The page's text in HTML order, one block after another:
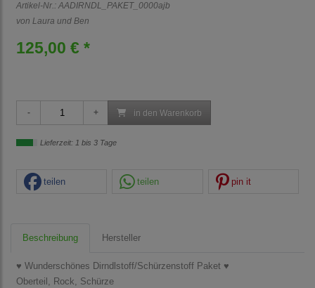
Artikel-Nr.: AADIRNDL_PAKET_0000ajb
von Laura und Ben
125,00 € *
in den Warenkorb
Lieferzeit: 1 bis 3 Tage
teilen teilen pin it
Beschreibung Hersteller
♥ Wunderschönes Dirndlstoff/Schürzenstoff Paket ♥
Oberteil, Rock, Schürze